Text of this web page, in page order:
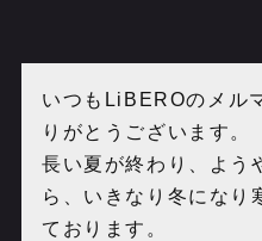
いつもLiBEROのメル
りがとうございます。
長い夏が終わり、よう
ら、いきなり冬になり
ております。